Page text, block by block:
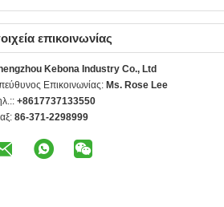
επικοινωνίας
Kebona Industry Co., Ltd
Επικοινωνίας: Ms. Rose Lee
+8617737133550
86-371-2298999